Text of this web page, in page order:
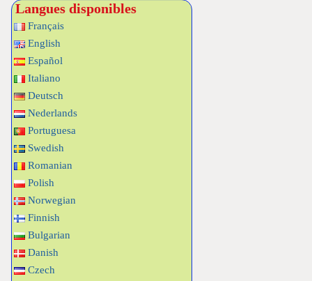
Langues disponibles
Français
English
Español
Italiano
Deutsch
Nederlands
Portuguesa
Swedish
Romanian
Polish
Norwegian
Finnish
Bulgarian
Danish
Czech